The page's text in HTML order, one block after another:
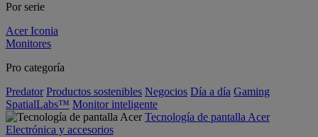
Por serie
Acer Iconia
Monitores
Pro categoría
Predator Productos sostenibles Negocios Día a día Gaming
SpatialLabs™ Monitor inteligente
Tecnología de pantalla Acer
Electrónica y accesorios